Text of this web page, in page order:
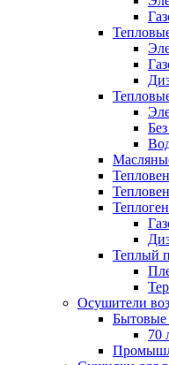
Теплый
Осушители
Бытовые
70